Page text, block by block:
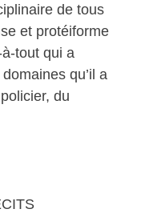
de tous
et protéiforme
tout qui a
qu’il a
du